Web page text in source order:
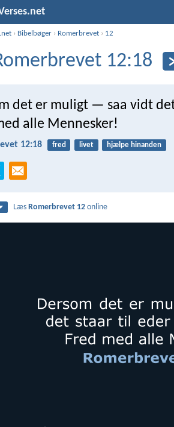
› Bibelbøger › Romerbrevet › 12
12:18
det er muligt — saa vidt
alle Mennesker!
12:18 fred livet hjælpe hinanden
LæsRomerbrevet 12 online